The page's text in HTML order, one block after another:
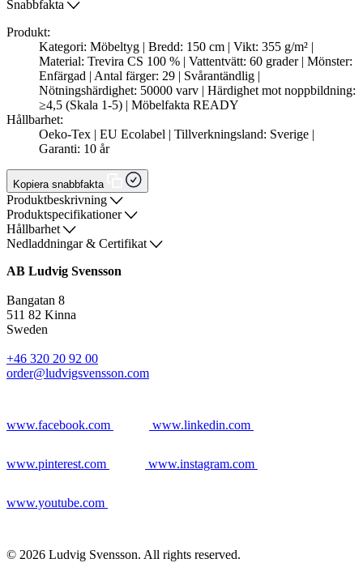
Snabbfakta
Produkt:
Kategori: Möbeltyg | Bredd: 150 cm | Vikt: 355 g/m² |
Material: Trevira CS 100 % | Vattentvätt: 60 grader | Mönster:
Enfärgad | Antal färger: 29 | Svårantändlig |
Nötningshärdighet: 50000 varv | Härdighet mot noppbildning:
≥4,5 (Skala 1-5) | Möbelfakta READY
Hållbarhet:
Oeko-Tex | EU Ecolabel | Tillverkningsland: Sverige |
Garanti: 10 år
Kopiera snabbfakta
Produktbeskrivning
Produktspecifikationer
Hållbarhet
Nedladdningar & Certifikat
AB Ludvig Svensson
Bangatan 8
511 82 Kinna
Sweden
+46 320 20 92 00
order@ludvigsvensson.com
www.facebook.com www.linkedin.com
www.pinterest.com www.instagram.com
www.youtube.com
© 2026 Ludvig Svensson. All rights reserved.